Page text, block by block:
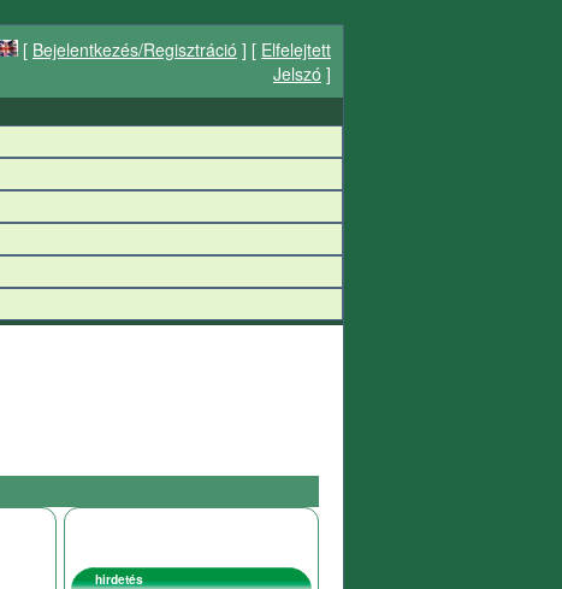
[ Bejelentkezés/Regisztráció ] [ Elfelejtett
Jelszó ]
hirdetés